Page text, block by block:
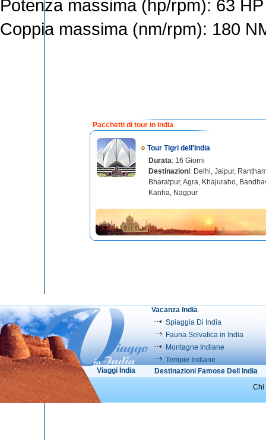
Potenza massima (hp/rpm): 63
Coppia massima (nm/rpm): 180
Pacchetti di tour in India
Tour Tigri dell'India
Durata: 16 Giorni
Destinazioni: Delhi, Jaipur,
Bharatpur, Agra, Khajuraho,
Kanha, Nagpur
Vacanza India
Spiaggia Di India
Fauna Selvatica in India
Montagne Indiane
Tempie Indiane
Viaggi India
Destinazioni Famose Dell India
Chi